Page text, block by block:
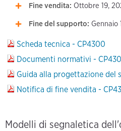
Fine vendita: Ottobre 19,
Fine del supporto: Gennaio
Scheda tecnica - CP4300
Documenti normativi -
Guida alla progettazione del
Notifica di fine vendita -
Modelli di segnaletica